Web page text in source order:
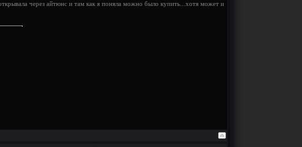
через айтюнс и там как я поняла можно было купить...хотя может и